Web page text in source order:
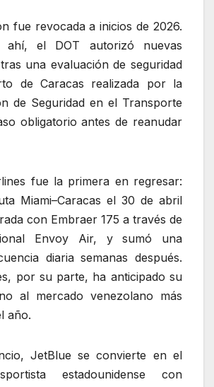
fue revocada a inicios de 2026.
el DOT autorizó nuevas
una evaluación de seguridad
de Caracas realizada por la
de Seguridad en el Transporte
obligatorio antes de reanudar
fue la primera en regresar:
Miami–Caracas el 30 de abril
con Embraer 175 a través de
Envoy Air, y sumó una
diaria semanas después.
por su parte, ha anticipado su
al mercado venezolano más
año.
JetBlue se convierte en el
estadounidense con